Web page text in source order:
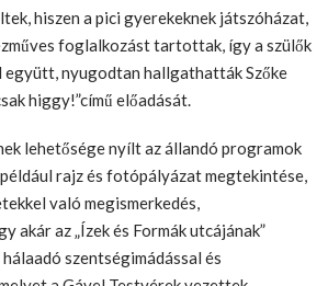
hiszen a pici gyerekeknek játszóházat,
foglalkozást tartottak, így a szülők
nyugodtan hallgathatták Szőke
higgy!”című előadását.
lehetősége nyílt az állandó programok
rajz és fotópályázat megtekintése,
való megismerkedés,
akár az „Ízek és Formák utcájának”
szentségimádással és